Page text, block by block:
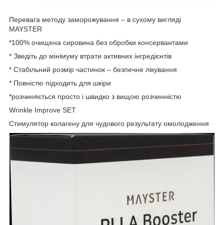
Перевага методу заморожування – в сухому вигляді
MAYSTER
*100% очищена сировина без обробки консервантами
* Зведіть до мінімуму втрати активних інгредієнтів
* Стабільний розмір частинок – безпечне лікування
* Повністю підходить для шкіри
*розчиняється просто і швидко з вищою розчинністю
Wrinkle Improve SET
Стимулятор колагену для чудового результату омолодження